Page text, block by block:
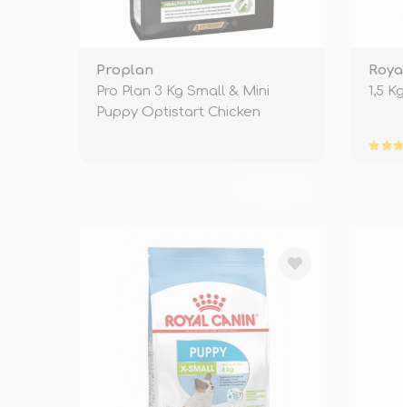
Proplan
Pro Plan 3 Kg Small & Mini
Puppy Optistart Chicken
1,5